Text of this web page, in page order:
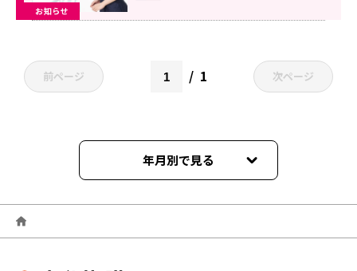
お知らせ
前ページ 1 次ページ
年月別で見る
2024年02月
2024年01月